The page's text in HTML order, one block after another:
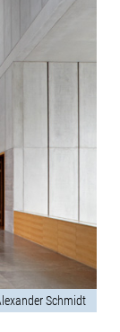
Schmidt